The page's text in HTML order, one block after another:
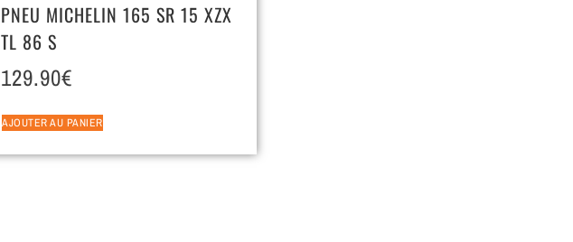
PNEU MICHELIN 165 SR 15 XZX
TL 86 S
129.90€
AJOUTER AU PANIER